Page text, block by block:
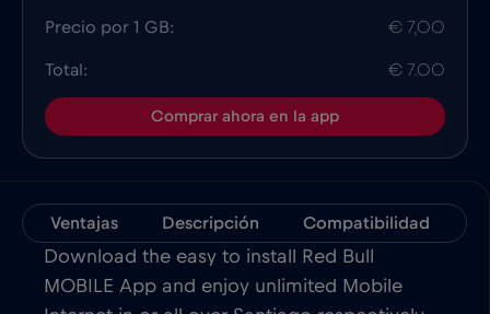
Precio por 1 GB: € 7,00
Total: € 7.00
Comprar ahora en la app
Ventajas Descripción Compatibilidad
Download the easy to install Red Bull
MOBILE App and enjoy unlimited Mobile